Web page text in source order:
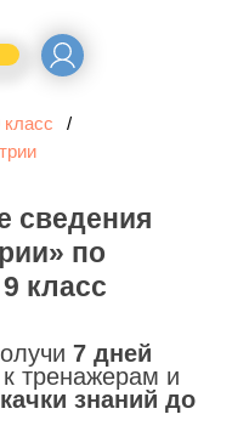
класс
сведения
по
класс
7 дней
тренажерам и
знаний до